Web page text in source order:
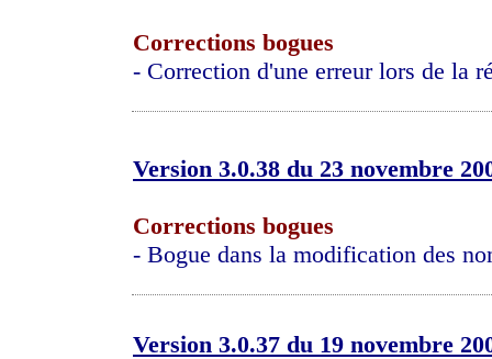
Corrections bogues
- Correction d'une erreur lors de la
Version 3.0.38 du 23 novembre
Corrections bogues
- Bogue dans la modification des
Version 3.0.37 du 19 novembre